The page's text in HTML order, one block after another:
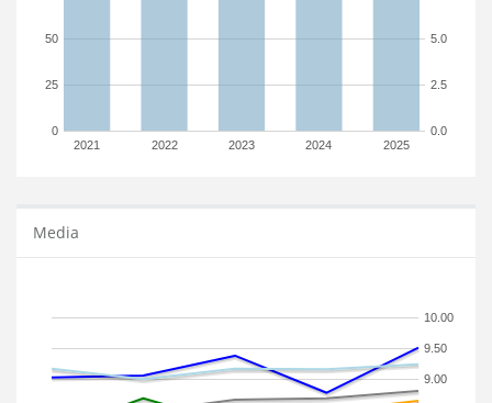
2021 2022 2023 2024 2025
0
25
50
0.0
2.5
5.0
Media
9.00
9.50
10.00